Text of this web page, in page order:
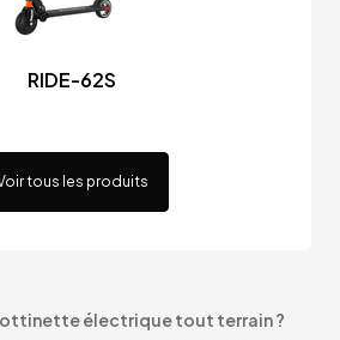
RIDE-62S
tous les produits
électrique tout terrain ?